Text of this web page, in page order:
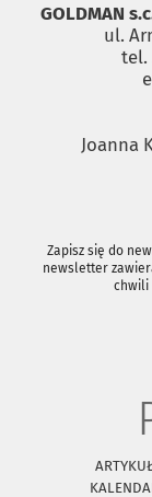
GOLDMAN
ul.
tel.
Joanna
Zapisz się do
newsletter
chwili